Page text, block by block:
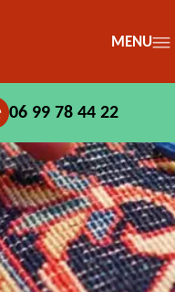
MENU
06 99 78 44 22